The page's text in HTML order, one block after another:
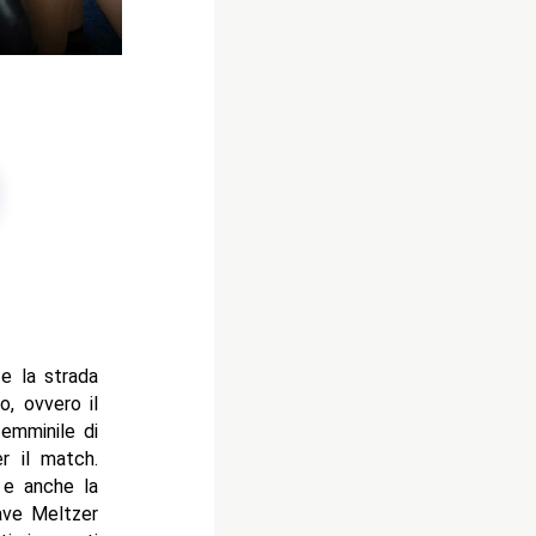
la strada
ovvero il
di
il match.
anche la
Meltzer